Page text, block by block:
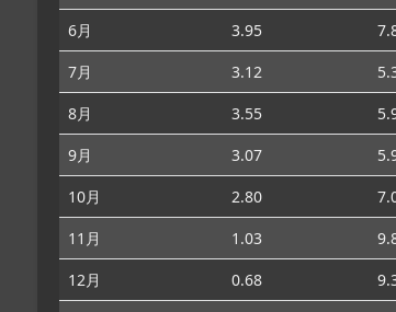
6月
3.95
7月
3.12
8月
3.55
9月
3.07
10月
2.80
11月
1.03
12月
0.68